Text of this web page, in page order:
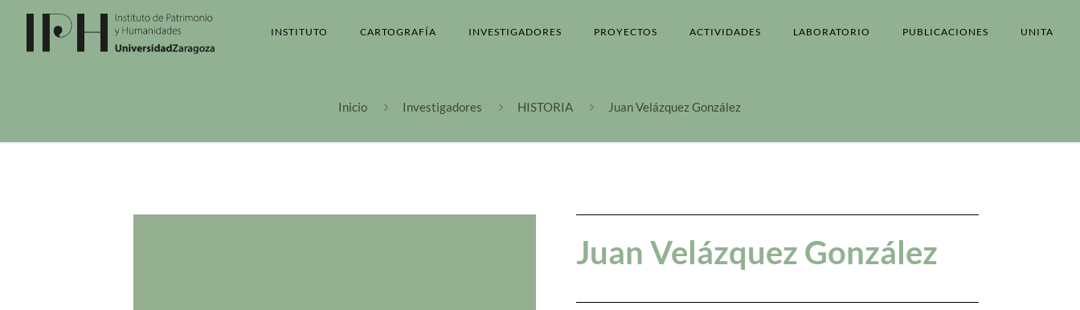
INSTITUTO CARTOGRAFÍA INVESTIGADORES PROYECTOS ACTIVIDADES LABORATORIO PUBLICACIONES UNITA
Inicio Investigadores HISTORIA Juan Velázquez González
Juan Velázquez González